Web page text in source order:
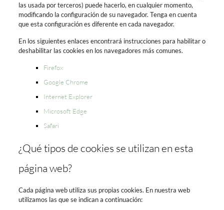
las usada por terceros) puede hacerlo, en cualquier momento,
modificando la configuración de su navegador. Tenga en cuenta
que esta configuración es diferente en cada navegador.
En los siguientes enlaces encontrará instrucciones para habilitar o
deshabilitar las cookies en los navegadores más comunes.
Firefox
Google Chrome
Internet Explorer
Microsoft Edge
Safari
¿Qué tipos de cookies se utilizan en esta
página web?
Cada página web utiliza sus propias cookies. En nuestra web
utilizamos las que se indican a continuación: